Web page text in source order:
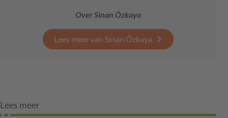
Over Sinan Özkaya
Lees meer van Sinan Özkaya
Lees meer